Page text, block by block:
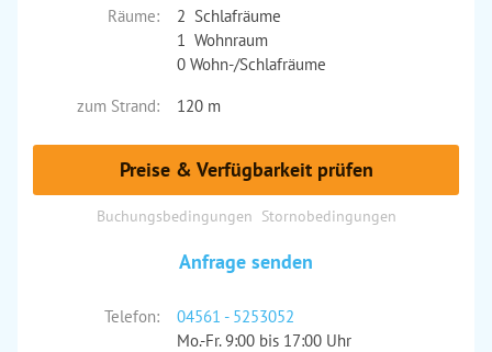
Räume:
2 Schlafräume
1 Wohnraum
0 Wohn-/Schlafräume
zum Strand:
120 m
Preise & Verfügbarkeit prüfen
Buchungsbedingungen Stornobedingungen
Anfrage senden
Telefon:
04561 - 5253052
Mo.-Fr. 9:00 bis 17:00 Uhr